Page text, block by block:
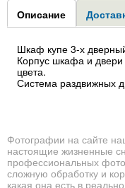
Group1
Описание (активная
вкладка)
Шкаф купе 3-х
Корпус шкафа и
цвета.
Система раздвижных
Фотографии на сайте
настоящие жизненные
профессиональных
сложную обработку и
какая она есть в